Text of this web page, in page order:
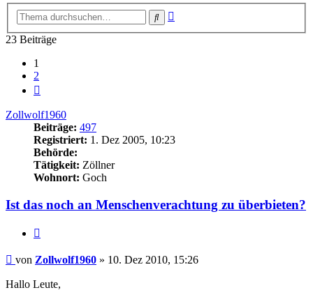
Suche
23 Beiträge
1
2
Zollwolf1960
Beiträge: 497
Registriert: 1. Dez 2005, 10:23
Behörde:
Tätigkeit: Zöllner
Wohnort: Goch
Ist das noch an Menschenverachtung zu überbieten?
Beitrag
von Zollwolf1960 » 10. Dez 2010, 15:26
Hallo Leute,